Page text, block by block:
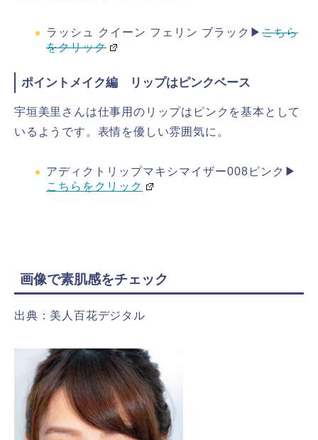
ラッシュ クイーン フェリン ブラック▶ こちら
をクリック
ポイントメイク編 リップはピンクベース
宇垣美里さんは仕事用のリップはピンクを基本として
いるようです。表情を優しい雰囲気に。
アディクトリップマキシマイザー008ピンク▶
こちらをクリック
画像で素肌感をチェック
出典：美人百花デジタル